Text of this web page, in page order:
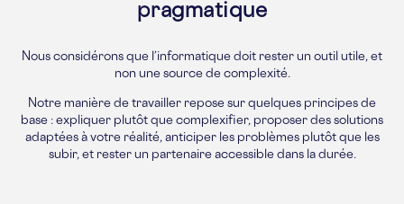
pragmatique
Nous considérons que l’informatique doit rester un outil utile, et
non une source de complexité.
Notre manière de travailler repose sur quelques principes de
base : expliquer plutôt que complexifier, proposer des solutions
adaptées à votre réalité, anticiper les problèmes plutôt que les
subir, et rester un partenaire accessible dans la durée.